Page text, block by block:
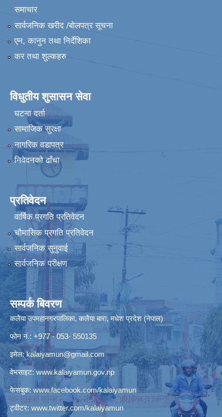
समाचार
सार्वजनिक खरीद /बोलपत्र सूचना
एन, कानुन तथा निर्देशिका
कर तथा शुल्कहरु
विधुतीय शुसासन सेवा
घटना दर्ता
सामाजिक सुरक्षा
नागरिक वडापत्र
निवेदनको ढाँचा
प्रतिवेदन
वार्षिक प्रगति प्रतिवेदन
चौमासिक प्रगति प्रतिवेदन
सार्वजनिक सुनुवाई
सार्वजनिक परीक्षण
सम्पर्क बिवरण
कलैया उपमहानगरपालिका, कलैया बारा, मधेश प्रदेश (नेपाल)
फोन नं.: +977 - 053- 550135
इमेल:kalaiyamun@gmail.com
वेभसाइट: www.kalaiyamun.gov.np
फेसबुक: www.facebook.com/kalaiyamun
ट्वीटर: www.twitter.com/kalaiyamun